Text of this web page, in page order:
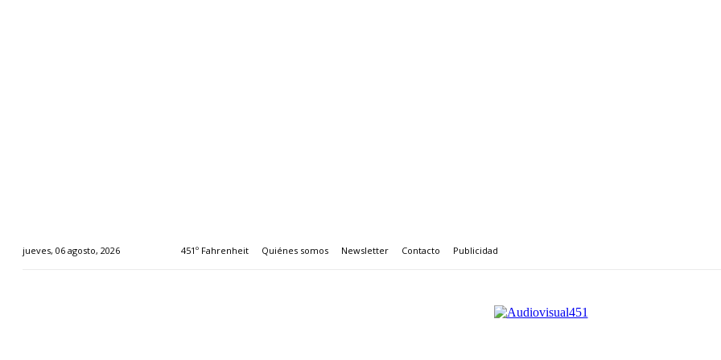
jueves, 06 agosto, 2026 451º Fahrenheit Quiénes somos Newsletter Contacto Publicidad